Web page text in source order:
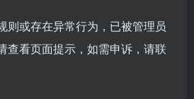
则或存在异常行为，已被管理员
查看页面提示，如需申诉，请联